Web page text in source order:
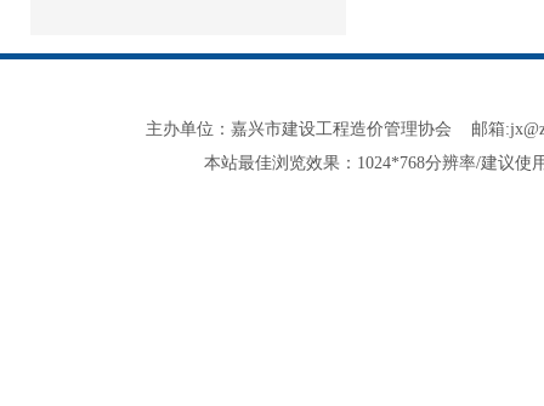
主办单位：嘉兴市建设工程造价管理协会 邮箱
本站最佳浏览效果：1024*768分辨率/建议